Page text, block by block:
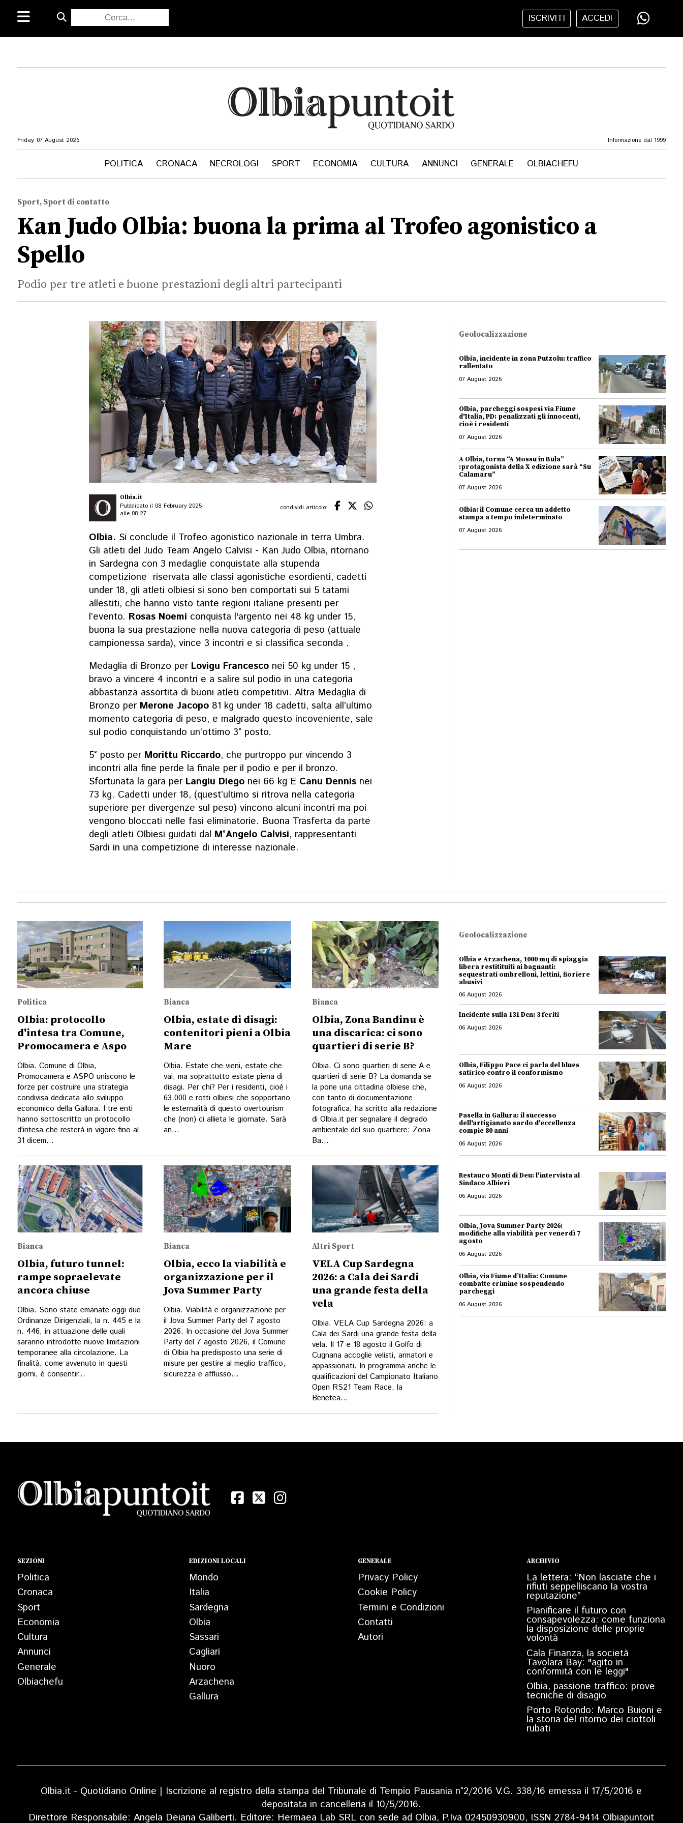
ISCRIVITI ACCEDI
Friday, 07 August 2026 Informazione dal 1999
POLITICA CRONACA NECROLOGI SPORT ECONOMIA CULTURA ANNUNCI GENERALE OLBIACHEFU
Sport, Sport di contatto
Kan Judo Olbia: buona la prima al Trofeo agonistico a
Spello
Podio per tre atleti e buone prestazioni degli altri partecipanti
Olbia.it
Pubblicato il 08 February 2025
alle 08:27
condividi articolo:
Olbia. Si conclude il Trofeo agonistico nazionale in terra Umbra.
Gli atleti del Judo Team Angelo Calvisi - Kan Judo Olbia, ritornano
in Sardegna con 3 medaglie conquistate alla stupenda
competizione riservata alle classi agonistiche esordienti, cadetti
under 18, gli atleti olbiesisi sono ben comportati sui 5 tatami
allestiti, che hanno visto tante regioni italiane presenti per
l’evento. Rosas Noemi conquista l'argento nei 48 kg under 15,
buona la sua prestazione nella nuova categoria di peso (attuale
campionessa sarda), vince 3 incontri e si classifica seconda .
Medaglia di Bronzo per Lovigu Francesco nei 50 kg under 15 ,
bravo a vincere 4 incontri e a salire sul podio in una categoria
abbastanza assortita di buoni atleti competitivi.Altra Medaglia di
Bronzo per Merone Jacopo 81 kg under 18 cadetti,salta all’ultimo
momento categoria di peso, e malgrado questo incoveniente, sale
sul podio conquistando un’ottimo 3° posto.
5° posto per Morittu Riccardo, che purtroppo pur vincendo 3
incontri alla fine perde la finale per il podio e per il bronzo.
Sfortunata la gara per Langiu Diego nei 66 kg E Canu Dennis nei
73 kg. Cadetti under 18, (quest’ultimo si ritrova nella categoria
superiore per divergenze sul peso)vincono alcuni incontri ma poi
vengono bloccati nelle fasi eliminatorie. Buona Trasferta da parte
degli atleti Olbiesi guidati dal M°Angelo Calvisi, rappresentanti
Sardi in una competizione di interesse nazionale.
Geolocalizzazione
Olbia, incidente in zona Putzolu: traffico
rallentato
07 August 2026
Olbia, parcheggi sospesi via Fiume
d'Italia, PD: penalizzati gli innocenti,
cioè i residenti
07 August 2026
A Olbia, torna “A Mossu in Bula”
:protagonista della X edizione sarà “Su
Calamaru”
07 August 2026
Olbia: il Comune cerca un addetto
stampa a tempo indeterminato
07 August 2026
Politica
Olbia: protocollo
d'intesa tra Comune,
Promocamera e Aspo
Olbia. Comune di Olbia,
Promocamera e ASPO uniscono le
forze per costruire una strategia
condivisa dedicata allo sviluppo
economico della Gallura. I tre enti
hanno sottoscritto un protocollo
d'intesa che resterà in vigore fino al
31 dicem...
Bianca
Olbia, estate di disagi:
contenitori pieni a Olbia
Mare
Olbia. Estate che vieni, estate che
vai, ma soprattutto estate piena di
disagi. Per chi? Per i residenti, cioè i
63.000 e rotti olbiesi che sopportano
le esternalità di questo overtourism
che (non) ci allieta le giornate. Sarà
an...
Bianca
Olbia, Zona Bandinu è
una discarica: ci sono
quartieri di serie B?
Olbia. Ci sono quartieri di serie A e
quartieri di serie B? La domanda se
la pone una cittadina olbiese che,
con tanto di documentazione
fotografica, ha scritto alla redazione
di Olbia.it per segnalare il degrado
ambientale del suo quartiere: Zona
Ba...
Bianca
Olbia, futuro tunnel:
rampe sopraelevate
ancora chiuse
Olbia. Sono state emanate oggi due
Ordinanze Dirigenziali, la n. 445 e la
n. 446, in attuazione delle quali
saranno introdotte nuove limitazioni
temporanee alla circolazione. La
finalità, come avvenuto in questi
giorni, è consentir...
Bianca
Olbia, ecco la viabilità e
organizzazione per il
Jova Summer Party
Olbia. Viabilità e organizzazione per
il Jova Summer Party del 7 agosto
2026. In occasione del Jova Summer
Party del 7 agosto 2026, il Comune
di Olbia ha predisposto una serie di
misure per gestire al meglio traffico,
sicurezza e afflusso...
Altri Sport
VELA Cup Sardegna
2026: a Cala dei Sardi
una grande festa della
vela
Olbia. VELA Cup Sardegna 2026: a
Cala dei Sardi una grande festa della
vela. Il 17 e 18 agosto il Golfo di
Cugnana accoglie velisti, armatori e
appassionati. In programma anche le
qualificazioni del Campionato Italiano
Open RS21 Team Race, la
Benetea...
Geolocalizzazione
Olbia e Arzachena, 1000 mq di spiaggia
libera restitituiti ai bagnanti:
sequestrati ombrelloni, lettini, fioriere
abusivi
06 August 2026
Incidente sulla 131 Dcn: 3 feriti
06 August 2026
Olbia, Filippo Pace ci parla del blues
satirico contro il conformismo
06 August 2026
Pasella in Gallura: il successo
dell'artigianato sardo d'eccellenza
compie 80 anni
06 August 2026
Restauro Monti di Deu: l'intervista al
Sindaco Albieri
06 August 2026
Olbia, Jova Summer Party 2026:
modifiche alla viabilità per venerdì 7
agosto
06 August 2026
Olbia, via Fiume d’Italia: Comune
combatte crimine sospendendo
parcheggi
06 August 2026
SEZIONI
Politica
Cronaca
Sport
Economia
Cultura
Annunci
Generale
Olbiachefu
EDIZIONI LOCALI
Mondo
Italia
Sardegna
Olbia
Sassari
Cagliari
Nuoro
Arzachena
Gallura
GENERALE
Privacy Policy
Cookie Policy
Termini e Condizioni
Contatti
Autori
ARCHIVIO
La lettera: “Non lasciate che i
rifiuti seppelliscano la vostra
reputazione”
Pianificare il futuro con
consapevolezza: come funziona
la disposizione delle proprie
volontà
Cala Finanza, la società
Tavolara Bay: "agito in
conformità con le leggi"
Olbia, passione traffico: prove
tecniche di disagio
Porto Rotondo: Marco Buioni e
la storia del ritorno dei ciottoli
rubati
Olbia.it - Quotidiano Online | Iscrizione al registro della stampa del Tribunale di Tempio Pausania n°2/2016 V.G. 338/16 emessa il 17/5/2016 e
depositata in cancelleria il 10/5/2016.
Direttore Responsabile: Angela Deiana Galiberti. Editore: Hermaea Lab SRL con sede ad Olbia, P.Iva 02450930900, ISSN 2784-9414 Olbiapuntoit